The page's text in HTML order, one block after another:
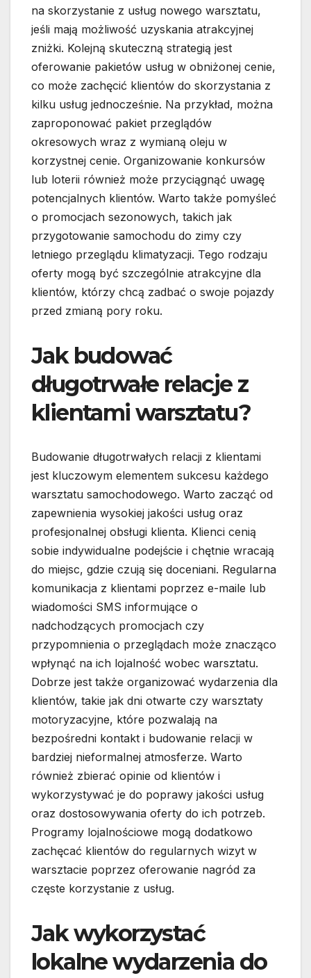
na skorzystanie z usług nowego warsztatu,
jeśli mają możliwość uzyskania atrakcyjnej
zniżki. Kolejną skuteczną strategią jest
oferowanie pakietów usług w obniżonej cenie,
co może zachęcić klientów do skorzystania z
kilku usług jednocześnie. Na przykład, można
zaproponować pakiet przeglądów
okresowych wraz z wymianą oleju w
korzystnej cenie. Organizowanie konkursów
lub loterii również może przyciągnąć uwagę
potencjalnych klientów. Warto także pomyśleć
o promocjach sezonowych, takich jak
przygotowanie samochodu do zimy czy
letniego przeglądu klimatyzacji. Tego rodzaju
oferty mogą być szczególnie atrakcyjne dla
klientów, którzy chcą zadbać o swoje pojazdy
przed zmianą pory roku.
Jak budować
długotrwałe relacje z
klientami warsztatu?
Budowanie długotrwałych relacji z klientami
jest kluczowym elementem sukcesu każdego
warsztatu samochodowego. Warto zacząć od
zapewnienia wysokiej jakości usług oraz
profesjonalnej obsługi klienta. Klienci cenią
sobie indywidualne podejście i chętnie wracają
do miejsc, gdzie czują się doceniani. Regularna
komunikacja z klientami poprzez e-maile lub
wiadomości SMS informujące o
nadchodzących promocjach czy
przypomnienia o przeglądach może znacząco
wpłynąć na ich lojalność wobec warsztatu.
Dobrze jest także organizować wydarzenia dla
klientów, takie jak dni otwarte czy warsztaty
motoryzacyjne, które pozwalają na
bezpośredni kontakt i budowanie relacji w
bardziej nieformalnej atmosferze. Warto
również zbierać opinie od klientów i
wykorzystywać je do poprawy jakości usług
oraz dostosowywania oferty do ich potrzeb.
Programy lojalnościowe mogą dodatkowo
zachęcać klientów do regularnych wizyt w
warsztacie poprzez oferowanie nagród za
częste korzystanie z usług.
Jak wykorzystać
lokalne wydarzenia do